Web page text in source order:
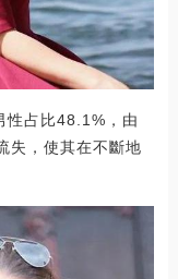
性占比48.1%，由
失，使其在不斷地